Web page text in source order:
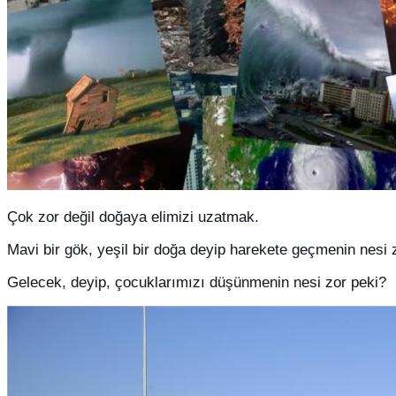
Çok zor değil doğaya elimizi uzatmak.
Mavi bir gök, yeşil bir doğa deyip harekete geçmenin nesi
Gelecek, deyip, çocuklarımızı düşünmenin nesi zor peki?